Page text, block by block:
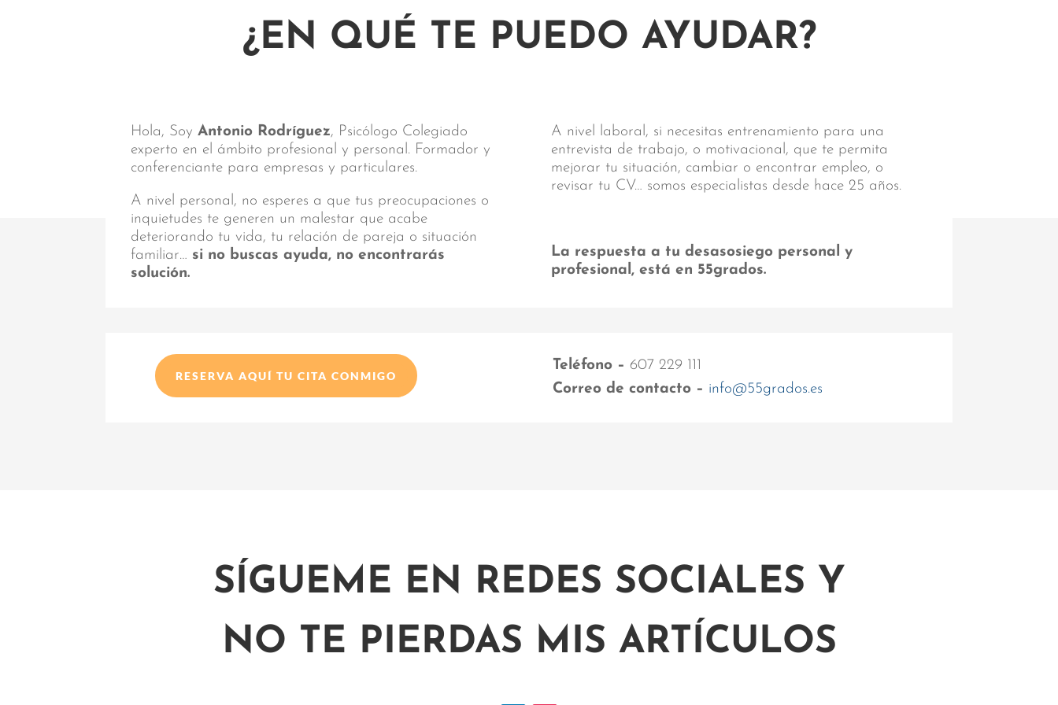
¿EN QUÉ TE PUEDO AYUDAR?
Hola, SoyAntonio Rodríguez, Psicólogo Colegiado
experto en el ámbito profesional y personal. Formador y
conferenciante para empresas y particulares.
A nivel personal, no esperes a que tus preocupaciones o
inquietudes te generen un malestar que acabe
deteriorando tu vida, tu relación de pareja o situación
familiar… si no buscas ayuda, no encontrarás
solución.
A nivel laboral, si necesitas entrenamiento para una
entrevista de trabajo, o motivacional, que te permita
mejorar tu situación, cambiar o encontrar empleo, o
revisar tu CV… somos especialistas desde hace 25 años.
La respuesta a tu desasosiego personal y
profesional, está en 55grados.
RESERVA AQUÍ TU CITA CONMIGO
Teléfono – 607 229 111
Correo de contacto – info@55grados.es
SÍGUEME EN REDES SOCIALES Y
NO TE PIERDAS MIS ARTÍCULOS